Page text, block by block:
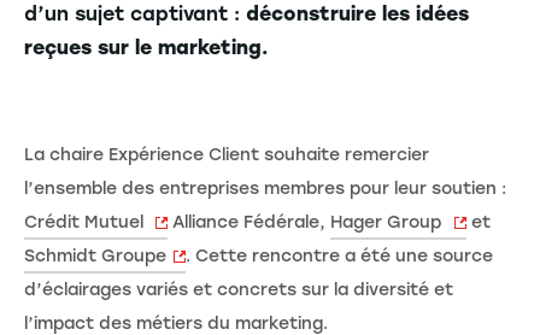
d’un sujet captivant : déconstruire les idées
reçues sur le marketing.
La chaire Expérience Client souhaite remercier
l’ensemble des entreprises membres pour leur soutien :
Crédit Mutuel
Alliance Fédérale, Hager Group
et
Schmidt Groupe
. Cette rencontre a été une source
d’éclairages variés et concrets sur la diversité et
l’impact des métiers du marketing.